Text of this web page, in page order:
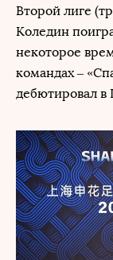
Второй лиге
Коледин
некоторое
командах –
дебютировал в